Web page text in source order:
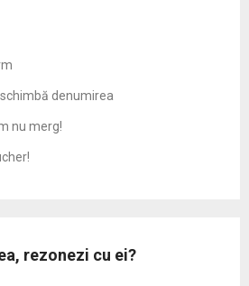
denumirea
nu merg!
rezonezi cu ei?